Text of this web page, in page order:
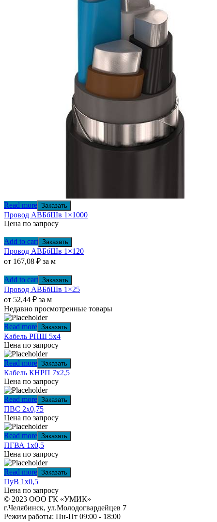
Read more Заказать
Провод АВБбШв 1×1000
Цена по запросу
Add to cart Заказать
Провод АВБбШв 1×120
от 167,08 ₽ за м
Add to cart Заказать
Провод АВБбШв 1×25
от 52,44 ₽ за м
Недавно просмотренные товары
Read more Заказать
Кабель РПШ 5х4
Цена по запросу
Read more Заказать
Кабель КНРП 7х2,5
Цена по запросу
Read more Заказать
ПВС 2х0,75
Цена по запросу
Read more Заказать
ПГВА 1х0,5
Цена по запросу
Read more Заказать
ПуВ 1х0,5
Цена по запросу
© 2023 ООО ГК «УМИК»
г.Челябинск, ул.Молодогвардейцев 7
Режим работы: Пн-Пт 09:00 - 18:00